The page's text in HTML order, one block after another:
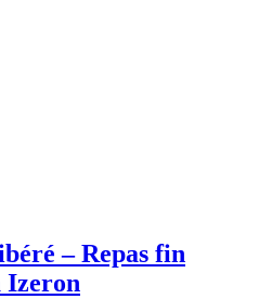
– Repas fin
Izeron